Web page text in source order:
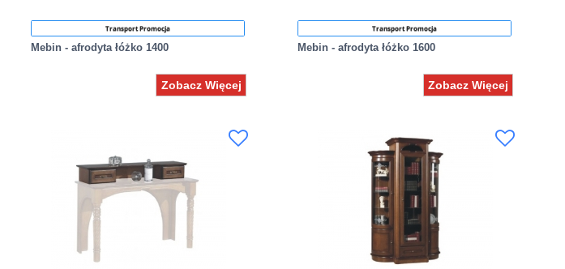
Transport Promocja
Mebin - afrodyta łóżko 1400
Zobacz Więcej
Transport Promocja
Mebin - afrodyta łóżko 1600
Zobacz Więcej